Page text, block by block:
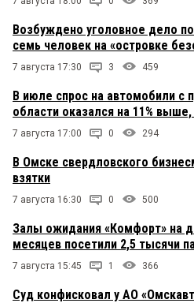
Возбуждено уголовное дело
семь человек на «островке
7 августа 17:30 3 459
В июле спрос на автомобили с
области оказался на 11%
7 августа 17:00 0 294
В Омске свердловского
взятки
7 августа 16:30 0 500
Залы ожидания «Комфорт» на
месяцев посетили 2,5 тысячи
7 августа 15:45 1 366
Суд конфисковал у АО